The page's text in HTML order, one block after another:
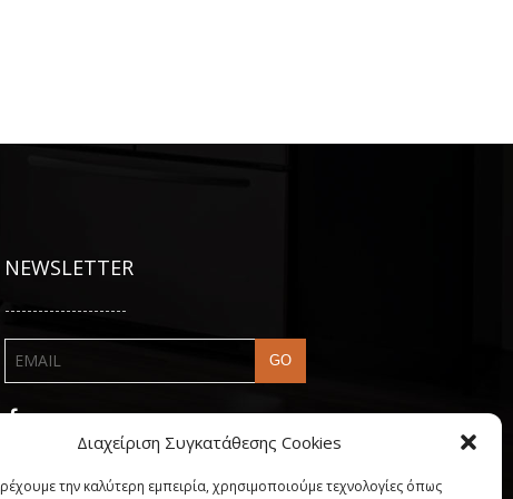
Διαχείριση Συγκατάθεσης Cookies
την καλύτερη εμπειρία, χρησιμοποιούμε τεχνολογίες όπως
NEWSLETTER
----------------------